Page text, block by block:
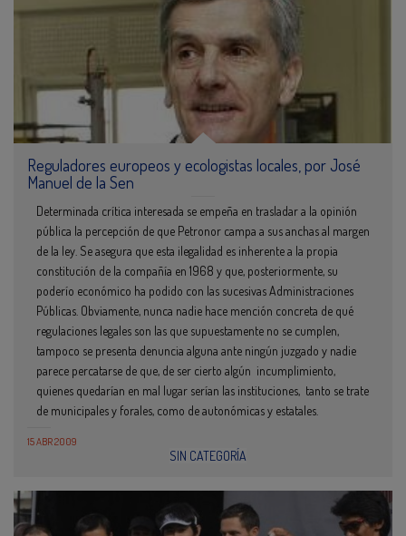
Reguladores europeos y ecologistas locales, por José
Manuel de la Sen
Determinada crítica interesada se empeña en trasladar a la opinión
pública la percepción de que Petronor campa a sus anchas al margen
de la ley. Se asegura que esta ilegalidad es inherente a la propia
constitución de la compañía en 1968 y que, posteriormente, su
poderío económico ha podido con las sucesivas Administraciones
Públicas. Obviamente, nunca nadie hace mención concreta de qué
regulaciones legales son las que supuestamente no se cumplen,
tampoco se presenta denuncia alguna ante ningún juzgado y nadie
parece percatarse de que, de ser cierto algún incumplimiento,
quienes quedarían en mal lugar serían las instituciones, tanto se trate
de municipales y forales, como de autonómicas y estatales.
15 ABR 2009
SIN CATEGORÍA